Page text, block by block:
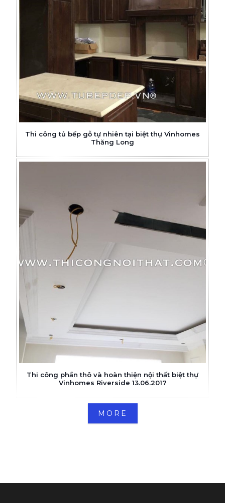
Thi công tủ bếp gỗ tự nhiên tại biệt thự Vinhomes
Thăng Long
Thi công phần thô và hoàn thiện nội thất biệt thự
Vinhomes Riverside 13.06.2017
MORE